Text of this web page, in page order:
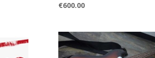
€600.00